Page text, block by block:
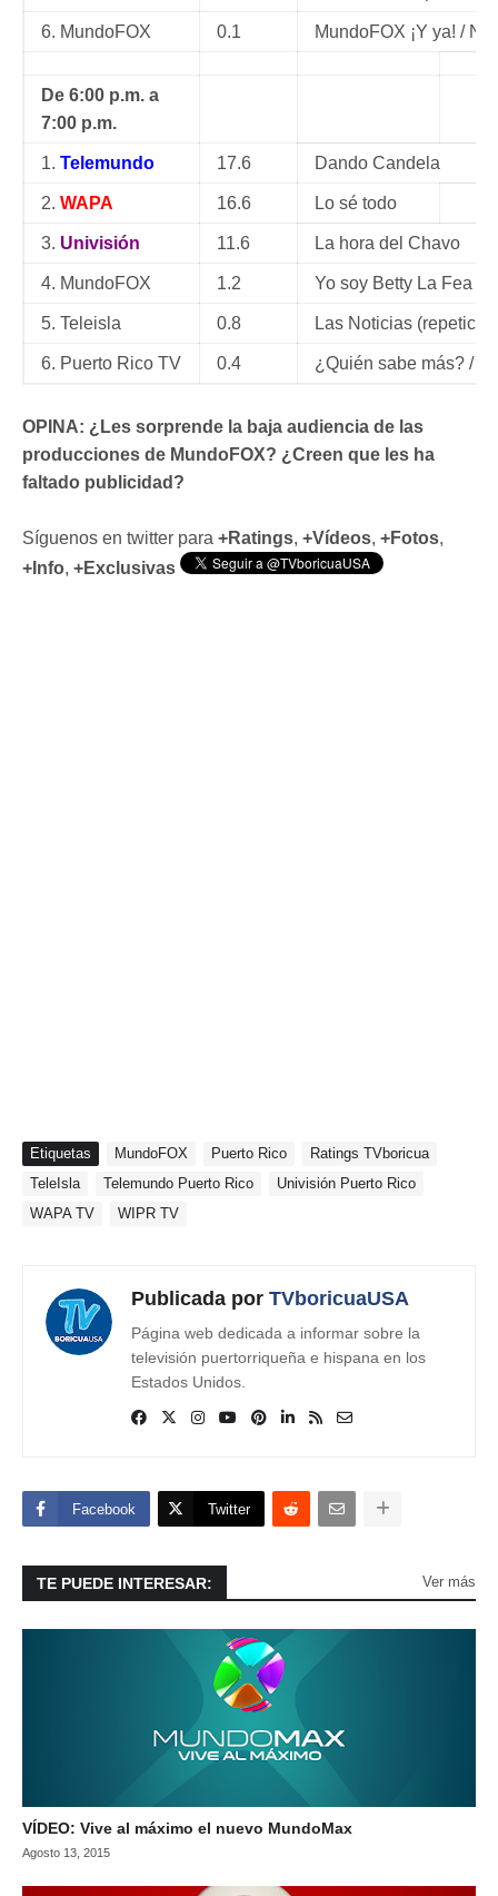
6. MundoFOX 0.1 MundoFOX ¡Y ya! /
De 6:00 p.m. a
7:00 p.m.
1. Telemundo 17.6 Dando Candela
2. WAPA 16.6 Lo sé todo
3. Univisión 11.6 La hora del Chavo
4. MundoFOX 1.2 Yo soy Betty La Fea
5. Teleisla 0.8 Las Noticias
6. Puerto Rico TV 0.4 ¿Quién sabe más? /
OPINA: ¿Les sorprende la baja audiencia de las
producciones de MundoFOX? ¿Creen que les ha
faltado publicidad?
Síguenos en twitter para +Ratings, +Vídeos, +Fotos,
+Info, +Exclusivas
Etiquetas MundoFOX Puerto Rico
Ratings TVboricua
TeleIsla
Telemundo Puerto Rico
Univisión Puerto Rico
WAPA TV
WIPR TV
Publicada por TVboricuaUSA
Página web dedicada a informar sobre la
televisión puertorriqueña e hispana en los
Estados Unidos.
Facebook Twitter
TE PUEDE INTERESAR: Ver más
VÍDEO: Vive al máximo el nuevo MundoMax
Agosto 13, 2015